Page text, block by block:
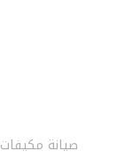
صيانة مكيفات